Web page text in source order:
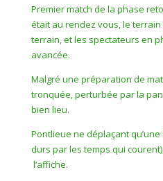
Premier match de la phase
était au rendez vous, le
terrain, et les spectateurs en
avancée.
Malgré une préparation de
tronquée, perturbée par la
bien lieu.
Pontlieue ne déplaçant
durs par les temps qui
l‘affiche.